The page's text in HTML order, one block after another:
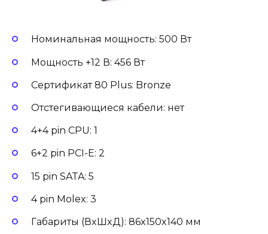
Номинальная мощность: 500 Вт
Мощность +12 В: 456 Вт
Сертификат 80 Plus: Bronze
Отстегивающиеся кабели: нет
4+4 pin CPU: 1
6+2 pin PCI-E: 2
15 pin SATA: 5
4 pin Molex: 3
Габариты (ВxШxД): 86x150x140 мм